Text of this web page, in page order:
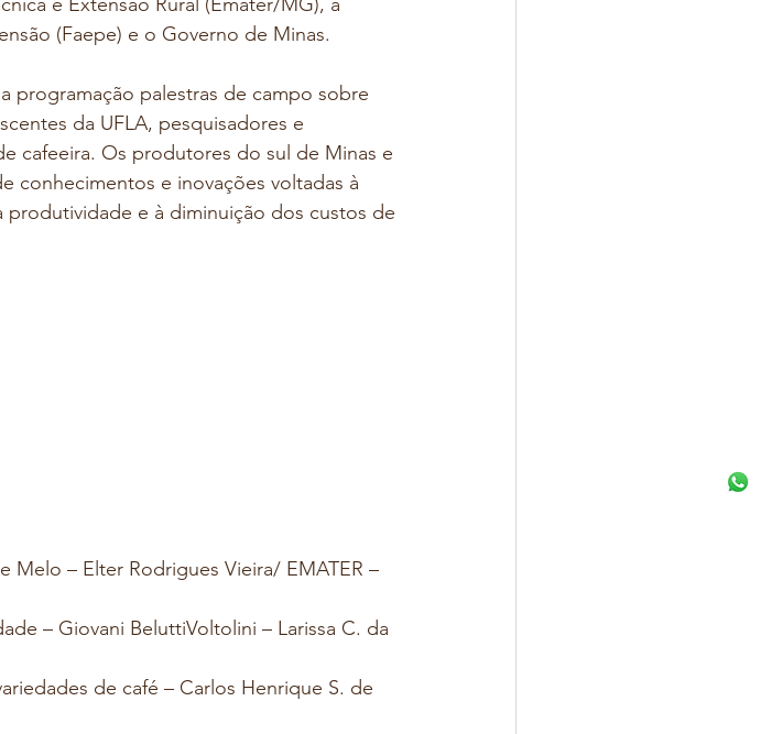
(Faepe) e o Governo de Minas.
programação palestras de campo sobre
da UFLA, pesquisadores e
cafeeira. Os produtores do sul de Minas e
conhecimentos e inovações voltadas à
e à diminuição dos custos de
– Elter Rodrigues Vieira/ EMATER –
– Giovani BeluttiVoltolini – Larissa C. da
de café – Carlos Henrique S. de